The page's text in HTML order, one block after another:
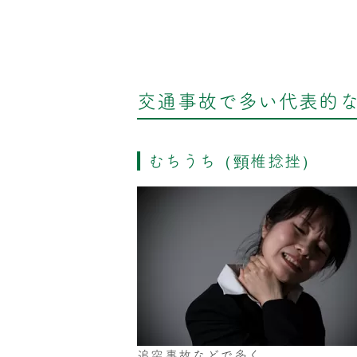
交通事故で多い代表的
むちうち（頸椎捻挫）